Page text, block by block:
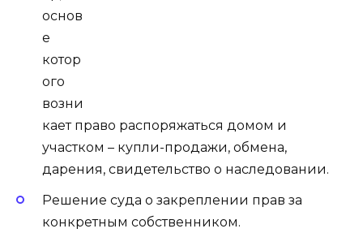
основ
е
котор
ого
возни
кает право распоряжаться домом и
участком – купли-продажи, обмена,
дарения, свидетельство о наследовании.
Решение суда о закреплении прав за
конкретным собственником.